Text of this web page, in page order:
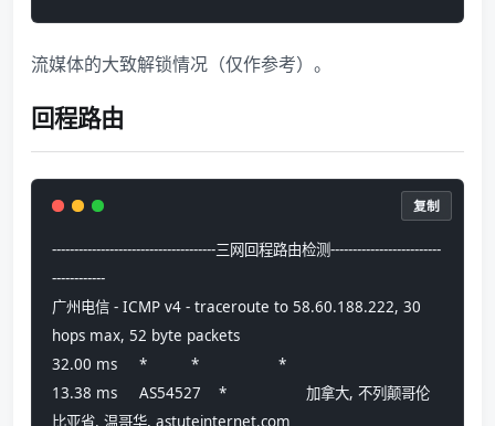
流媒体的大致解锁情况（仅作参考）。
回程路由
-------------------------------------三网回程路由检测-------------------------
------------
广州电信 - ICMP v4 - traceroute to 58.60.188.222, 30
hops max, 52 byte packets
32.00 ms     *          *                  *
13.38 ms     AS54527    *                  加拿大, 不列颠哥伦
比亚省, 温哥华, astuteinternet.com
复制